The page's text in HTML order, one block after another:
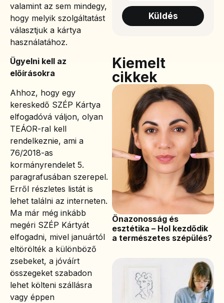
valamint az sem mindegy,
hogy melyik szolgáltatást
választjuk a kártya
használatához.
Ügyelni kell az
előírásokra
Ahhoz, hogy egy
kereskedő SZÉP Kártya
elfogadóvá váljon, olyan
TEÁOR-ral kell
rendelkeznie, ami a
76/2018-as
kormányrendelet 5.
paragrafusában szerepel.
Erről részletes listát is
lehet találni az interneten.
Ma már még inkább
megéri SZÉP Kártyát
elfogadni, mivel januártól
eltörölték a különböző
zsebeket, a jóváírt
összegeket szabadon
lehet költeni szállásra
vagy éppen
Küldés
Kiemelt
cikkek
Önazonosság és
esztétika – Hol kezdődik
a természetes szépülés?